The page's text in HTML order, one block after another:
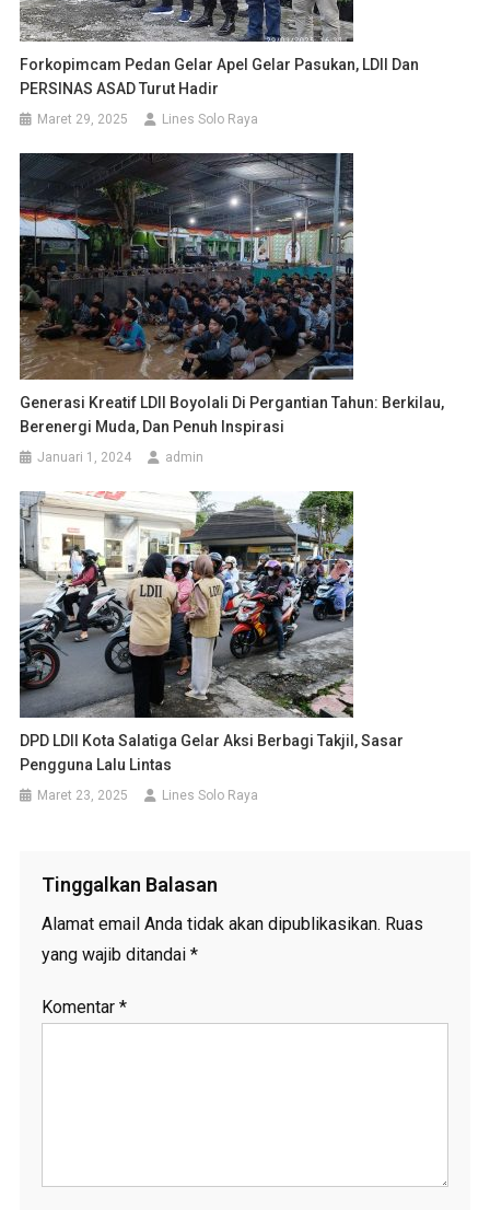
Forkopimcam Pedan Gelar Apel Gelar Pasukan, LDII Dan
PERSINAS ASAD Turut Hadir
Maret 29, 2025 Lines Solo Raya
Generasi Kreatif LDII Boyolali Di Pergantian Tahun: Berkilau,
Berenergi Muda, Dan Penuh Inspirasi
Januari 1, 2024 admin
DPD LDII Kota Salatiga Gelar Aksi Berbagi Takjil, Sasar
Pengguna Lalu Lintas
Maret 23, 2025 Lines Solo Raya
Tinggalkan Balasan
Alamat email Anda tidak akan dipublikasikan. Ruas
yang wajib ditandai *
Komentar *